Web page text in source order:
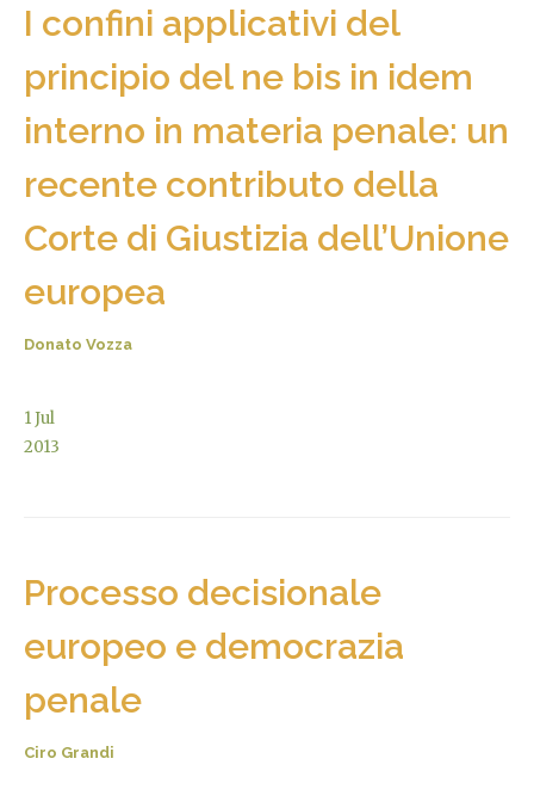
I confini applicativi del
principio del ne bis in idem
interno in materia penale: un
recente contributo della
Corte di Giustizia dell’Unione
europea
Donato Vozza
1Jul
2013
Processo decisionale
europeo e democrazia
penale
Ciro Grandi